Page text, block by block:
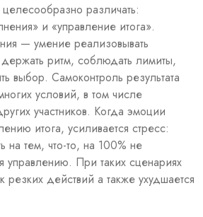
целесообразно различать:
и «управление итога».
— умение реализовывать
ритм, соблюдать лимиты,
выбор. Самоконтроль результата
условий, в том числе
участников. Когда эмоции
итога, усиливается стресс:
на тем, что-то, на 100% не
управлению. При таких сценариях
резких действий а также ухудшается